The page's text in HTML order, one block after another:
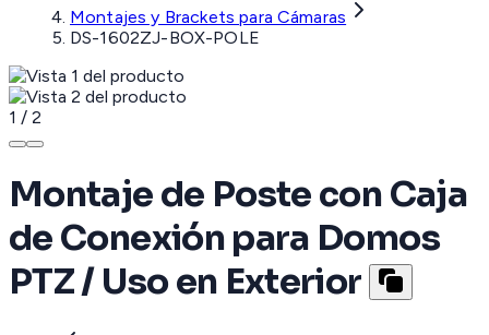
Montajes y Brackets para Cámaras
DS-1602ZJ-BOX-POLE
1 / 2
Montaje de Poste con Caja
de Conexión para Domos
PTZ / Uso en Exterior